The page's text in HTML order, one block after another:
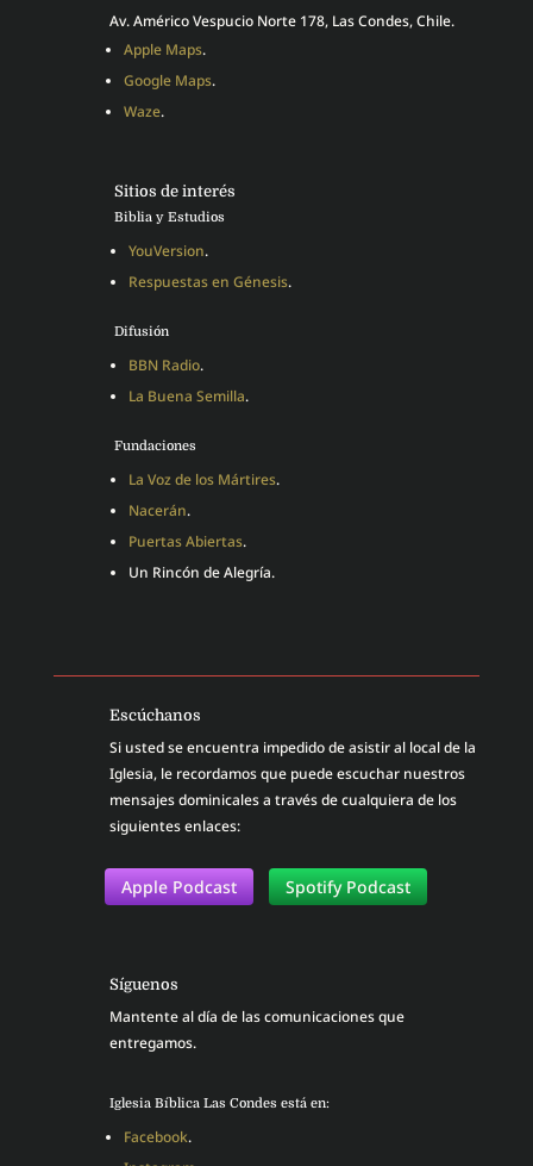
Av. Américo Vespucio Norte 178, Las Condes, Chile.
Apple Maps.
Google Maps.
Waze.
Sitios de interés
Biblia y Estudios
YouVersion.
Respuestas en Génesis.
Difusión
BBN Radio.
La Buena Semilla.
Fundaciones
La Voz de los Mártires.
Nacerán.
Puertas Abiertas.
Un Rincón de Alegría.
Escúchanos
Si usted se encuentra impedido de asistir al local de la
Iglesia, le recordamos que puede escuchar nuestros
mensajes dominicales a través de cualquiera de los
siguientes enlaces:
Apple Podcast Spotify Podcast
Síguenos
Mantente al día de las comunicaciones que
entregamos.
Iglesia Bíblica Las Condes está en:
Facebook.